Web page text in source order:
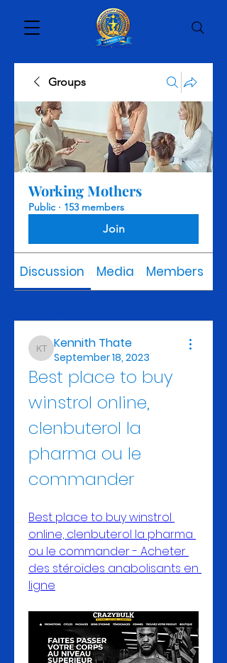
Groups
Working Mothers
Public · 153 members
Join
Discussion Media Members
Kennith Thate
Kennith Thate
September 18, 2023
Best place to buy
winstrol online,
clenbuterol la
pharma ou le
commander
Best place to buy winstrol
online, clenbuterol la pharma
ou le commander - Acheter
des stéroïdes anabolisants en
ligne